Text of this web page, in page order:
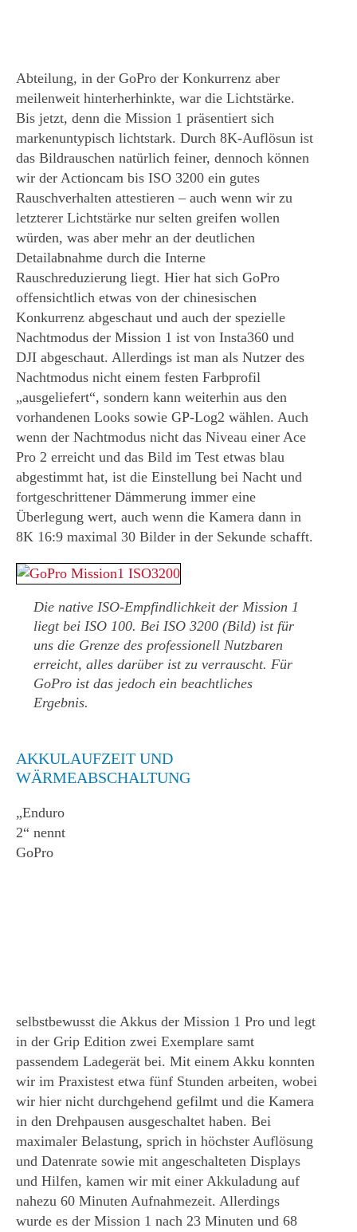
Abteilung, in der GoPro der Konkurrenz aber
meilenweit hinterherhinkte, war die Lichtstärke.
Bis jetzt, denn die Mission 1 präsentiert sich
markenuntypisch lichtstark. Durch 8K-Auflösun ist
das Bildrauschen natürlich feiner, dennoch können
wir der Actioncam bis ISO 3200 ein gutes
Rauschverhalten attestieren – auch wenn wir zu
letzterer Lichtstärke nur selten greifen wollen
würden, was aber mehr an der deutlichen
Detailabnahme durch die Interne
Rauschreduzierung liegt. Hier hat sich GoPro
offensichtlich etwas von der chinesischen
Konkurrenz abgeschaut und auch der spezielle
Nachtmodus der Mission 1 ist von Insta360 und
DJI abgeschaut. Allerdings ist man als Nutzer des
Nachtmodus nicht einem festen Farbprofil
„ausgeliefert“, sondern kann weiterhin aus den
vorhandenen Looks sowie GP-Log2 wählen. Auch
wenn der Nachtmodus nicht das Niveau einer Ace
Pro 2 erreicht und das Bild im Test etwas blau
abgestimmt hat, ist die Einstellung bei Nacht und
fortgeschrittener Dämmerung immer eine
Überlegung wert, auch wenn die Kamera dann in
8K 16:9 maximal 30 Bilder in der Sekunde schafft.
Die native ISO-Empfindlichkeit der Mission 1
liegt bei ISO 100. Bei ISO 3200 (Bild) ist für
uns die Grenze des professionell Nutzbaren
erreicht, alles darüber ist zu verrauscht. Für
GoPro ist das jedoch ein beachtliches
Ergebnis.
AKKULAUFZEIT UND
WÄRMEABSCHALTUNG
„Enduro
2“ nennt
GoPro
selbstbewusst die Akkus der Mission 1 Pro und legt
in der Grip Edition zwei Exemplare samt
passendem Ladegerät bei. Mit einem Akku konnten
wir im Praxistest etwa fünf Stunden arbeiten, wobei
wir hier nicht durchgehend gefilmt und die Kamera
in den Drehpausen ausgeschaltet haben. Bei
maximaler Belastung, sprich in höchster Auflösung
und Datenrate sowie mit angeschalteten Displays
und Hilfen, kamen wir mit einer Akkuladung auf
nahezu 60 Minuten Aufnahmezeit. Allerdings
wurde es der Mission 1 nach 23 Minuten und 68